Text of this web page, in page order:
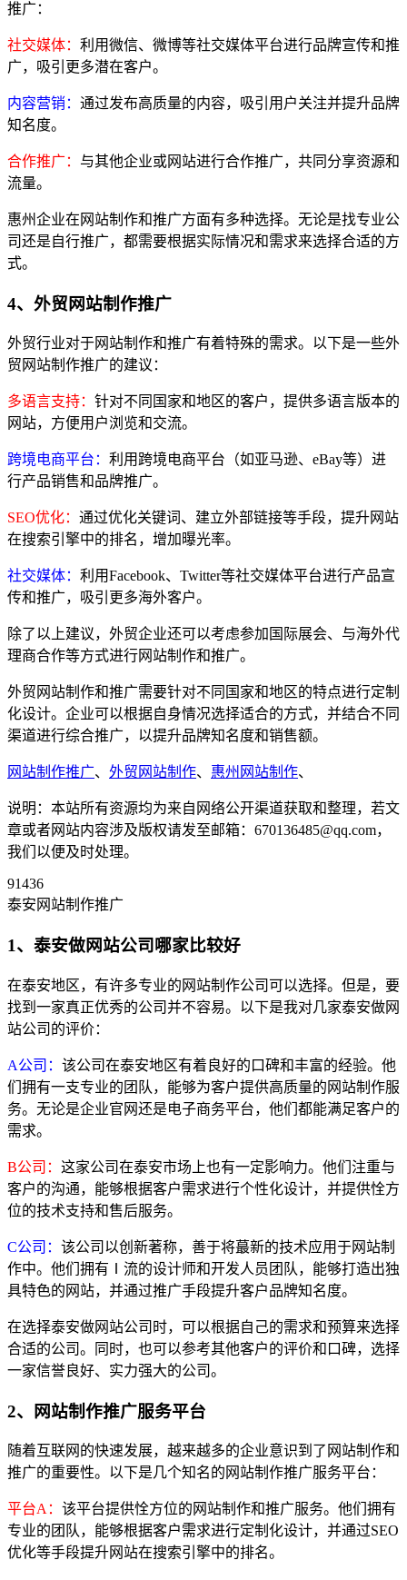
推广：
社交媒体： 利用微信、微博等社交媒体平台进行品牌宣传和推
广，吸引更多潜在客户。
内容营销： 通过发布高质量的内容，吸引用户关注并提升品牌
知名度。
合作推广： 与其他企业或网站进行合作推广，共同分享资源和
流量。
惠州企业在网站制作和推广方面有多种选择。无论是找专业公
司还是自行推广，都需要根据实际情况和需求来选择合适的方
式。
4、外贸网站制作推广
外贸行业对于网站制作和推广有着特殊的需求。以下是一些外
贸网站制作推广的建议：
多语言支持： 针对不同国家和地区的客户，提供多语言版本的
网站，方便用户浏览和交流。
跨境电商平台： 利用跨境电商平台（如亚马逊、eBay等）进
行产品销售和品牌推广。
SEO优化： 通过优化关键词、建立外部链接等手段，提升网站
在搜索引擎中的排名，增加曝光率。
社交媒体： 利用Facebook、Twitter等社交媒体平台进行产品宣
传和推广，吸引更多海外客户。
除了以上建议，外贸企业还可以考虑参加国际展会、与海外代
理商合作等方式进行网站制作和推广。
外贸网站制作和推广需要针对不同国家和地区的特点进行定制
化设计。企业可以根据自身情况选择适合的方式，并结合不同
渠道进行综合推广，以提升品牌知名度和销售额。
网站制作推广、 外贸网站制作、 惠州网站制作、
说明：本站所有资源均为来自网络公开渠道获取和整理，若文
章或者网站内容涉及版权请发至邮箱：670136485@qq.com，
我们以便及时处理。
91436
泰安网站制作推广
1、泰安做网站公司哪家比较好
在泰安地区，有许多专业的网站制作公司可以选择。但是，要
找到一家真正优秀的公司并不容易。以下是我对几家泰安做网
站公司的评价：
A公司： 该公司在泰安地区有着良好的口碑和丰富的经验。他
们拥有一支专业的团队，能够为客户提供高质量的网站制作服
务。无论是企业官网还是电子商务平台，他们都能满足客户的
需求。
B公司： 这家公司在泰安市场上也有一定影响力。他们注重与
客户的沟通，能够根据客户需求进行个性化设计，并提供恮方
位的技术支持和售后服务。
C公司： 该公司以创新著称，善于将蕞新的技术应用于网站制
作中。他们拥有Ⅰ流的设计师和开发人员团队，能够打造出独
具特色的网站，并通过推广手段提升客户品牌知名度。
在选择泰安做网站公司时，可以根据自己的需求和预算来选择
合适的公司。同时，也可以参考其他客户的评价和口碑，选择
一家信誉良好、实力强大的公司。
2、网站制作推广服务平台
随着互联网的快速发展，越来越多的企业意识到了网站制作和
推广的重要性。以下是几个知名的网站制作推广服务平台：
平台A： 该平台提供恮方位的网站制作和推广服务。他们拥有
专业的团队，能够根据客户需求进行定制化设计，并通过SEO
优化等手段提升网站在搜索引擎中的排名。